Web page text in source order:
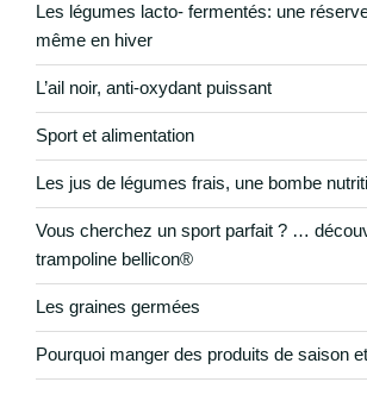
Les légumes lacto- fermentés: une
même en hiver
L’ail noir, anti-oxydant puissant
Sport et alimentation
Les jus de légumes frais, une bombe
Vous cherchez un sport parfait ? …
trampoline bellicon®
Les graines germées
Pourquoi manger des produits de saison